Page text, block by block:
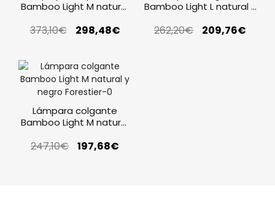
Bamboo Light M natural
373,10€ 298,48€
Bamboo Light L natural y
262,20€ 209,76€
Lámpara colgante
Bamboo Light M natural
247,10€ 197,68€